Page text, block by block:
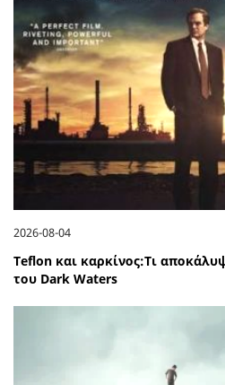
2026-08-04
Teflon και καρκίνος:Τι
του Dark Waters